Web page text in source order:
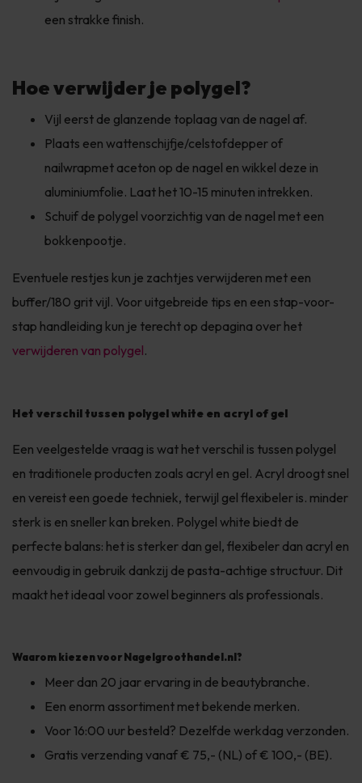
een strakke finish.
Hoe verwijder je polygel?
Vijl eerst de glanzende toplaag van de nagel af.
Plaats een wattenschijfje/celstofdepper of
nailwrapmet aceton op de nagel en wikkel deze in
aluminiumfolie. Laat het 10-15 minuten intrekken.
Schuif de polygel voorzichtig van de nagel met een
bokkenpootje.
Eventuele restjes kun je zachtjes verwijderen met een
buffer/180 grit vijl. Voor uitgebreide tips en een stap-voor-
stap handleiding kun je terecht op depagina over het
verwijderen van polygel.
Het verschil tussen polygel white en acryl of gel
Een veelgestelde vraag is wat het verschil is tussen polygel
en traditionele producten zoals acryl en gel. Acryl droogt snel
en vereist een goede techniek, terwijl gel flexibeler is. minder
sterk is en sneller kan breken. Polygel white biedt de
perfecte balans: het is sterker dan gel, flexibeler dan acryl en
eenvoudig in gebruik dankzij de pasta-achtige structuur. Dit
maakt het ideaal voor zowel beginners als professionals.
Waarom kiezen voor Nagelgroothandel.nl?
Meer dan 20 jaar ervaring in de beautybranche.
Een enorm assortiment met bekende merken.
Voor 16:00 uur besteld? Dezelfde werkdag verzonden.
Gratis verzending vanaf € 75,- (NL) of € 100,- (BE).